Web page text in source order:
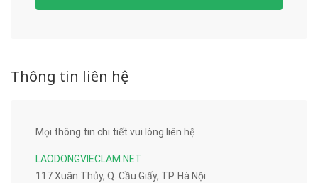
Thông tin liên hệ
Mọi thông tin chi tiết vui lòng liên hệ
LAODONGVIECLAM.NET
117 Xuân Thủy, Q. Cầu Giấy, TP. Hà Nội